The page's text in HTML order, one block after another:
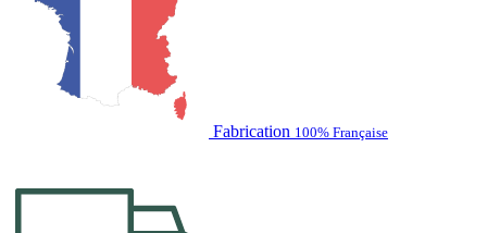
Fabrication 100% Française